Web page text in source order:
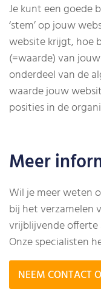
Je kunt een goede
‘stem’ op jouw
website krijgt, hoe
(=waarde) van
onderdeel van de
waarde jouw
posities in de
Meer
Wil je meer weten
bij het verzamelen
vrijblijvende
Onze specialisten
NEEM CONTACT